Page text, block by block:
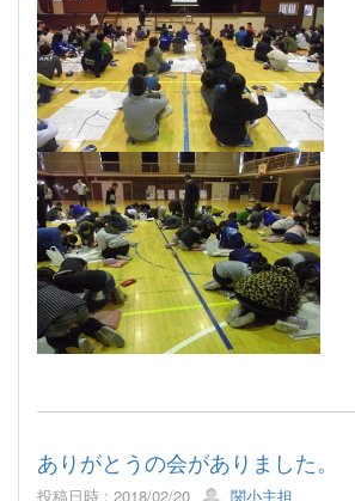
ありがとうの会がありました。
投稿日時 : 2018/02/20 関小主担